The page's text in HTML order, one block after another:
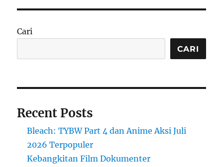
Cari
CARI
Recent Posts
Bleach: TYBW Part 4 dan Anime Aksi Juli
2026 Terpopuler
Kebangkitan Film Dokumenter